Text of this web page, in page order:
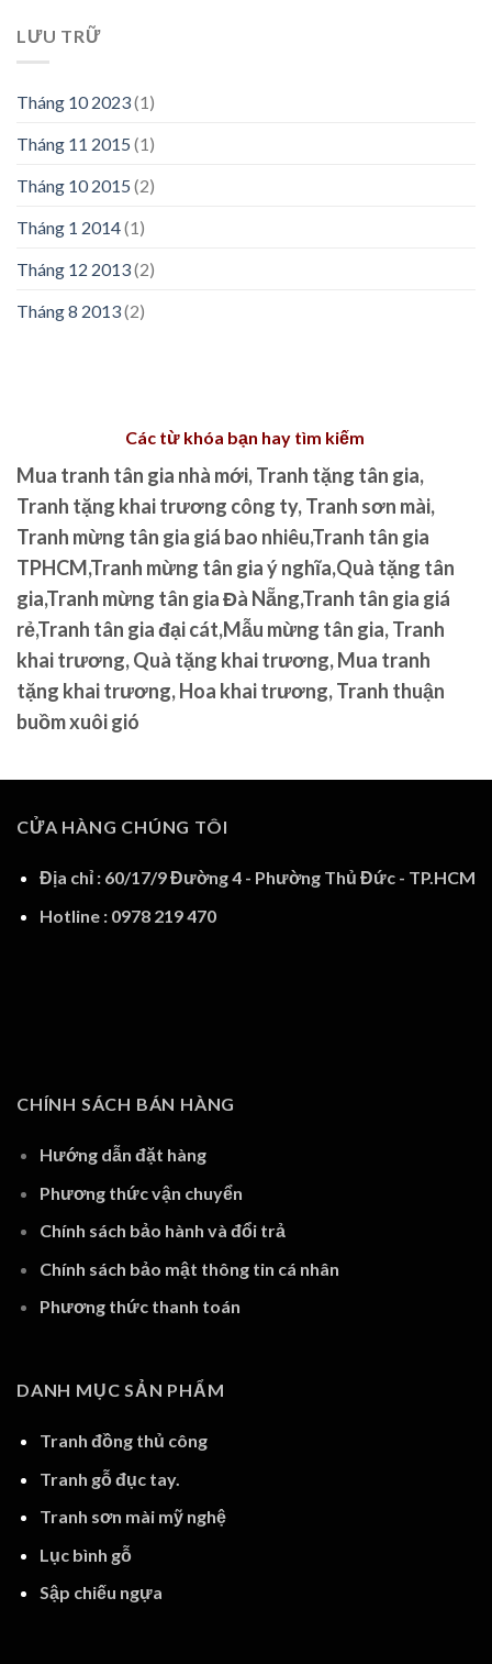
LƯU TRỮ
Tháng 10 2023(1)
Tháng 11 2015 (1)
Tháng 10 2015 (2)
Tháng 1 2014(1)
Tháng 12 2013(2)
Tháng 8 2013(2)
Các từ khóa bạn hay tìm kiếm
Mua tranh tân gia nhà mới, Tranh tặng tân gia,
Tranh tặng khai trương công ty, Tranh sơn mài,
Tranh mừng tân gia giá bao nhiêu,Tranh tân gia
TPHCM,Tranh mừng tân gia ý nghĩa,Quà tặng tân
gia,Tranh mừng tân gia Đà Nẵng,Tranh tân gia giá
rẻ,Tranh tân gia đại cát,Mẫu mừng tân gia, Tranh
khai trương, Quà tặng khai trương, Mua tranh
tặng khai trương, Hoa khai trương, Tranh thuận
buồm xuôi gió
CỬA HÀNG CHÚNG TÔI
Địa chỉ : 60/17/9 Đường 4 - Phường Thủ Đức - TP.HCM
Hotline : 0978 219 470
CHÍNH SÁCH BÁN HÀNG
Hướng dẫn đặt hàng
Phương thức vận chuyển
Chính sách bảo hành và đổi trả
Chính sách bảo mật thông tin cá nhân
Phương thức thanh toán
DANH MỤC SẢN PHẨM
Tranh đồng thủ công
Tranh gỗ đục tay.
Tranh sơn mài mỹ nghệ
Lục bình gỗ
Sập chiếu ngựa